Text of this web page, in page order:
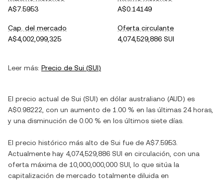
A$7.5953
A$0.14149
Cap. del mercado
A$4,002,099,325
Oferta circulante
4,074,529,886 SUI
Leer más: Precio de Sui (SUI)
El precio actual de Sui (SUI) en dólar australiano (AUD) es
A$0.98222 , con un aumento de 1.00 % en las últimas 24 horas,
y una disminución de 0.00 % en los últimos siete días.
El precio histórico más alto de Sui fue de A$7.5953
Actualmente hay 4,074,529,886 SUI en circulación, con una
oferta máxima de 10,000,000,000 SUI , lo que sitúa la
capitalización de mercado totalmente diluida en